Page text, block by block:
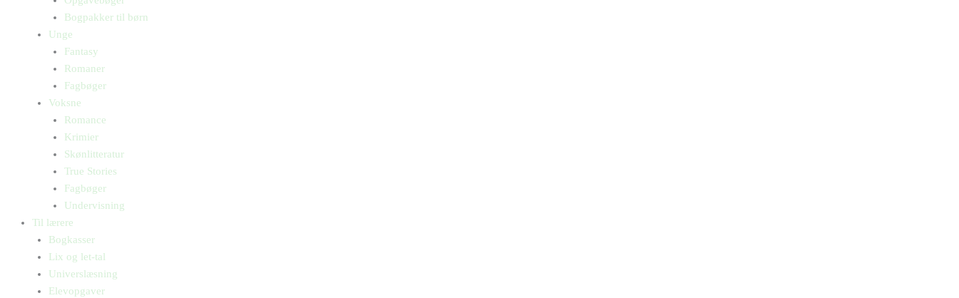
Bogpakker til børn
Unge
Fantasy
Romaner
Fagbøger
Voksne
Romance
Krimier
Skønlitteratur
True Stories
Fagbøger
Undervisning
Til lærere
Bogkasser
Lix og let-tal
Universlæsning
Elevopgaver